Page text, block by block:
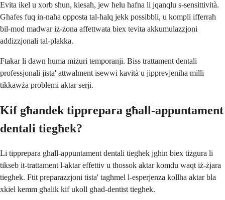
Evita ikel u xorb sħun, kiesaħ, jew ħelu ħafna li jqanqlu s-sensittività.
Għafes fuq in-naħa opposta tal-ħalq jekk possibbli, u kompli ifferraħ
bil-mod madwar iż-żona affettwata biex tevita akkumulazzjoni
addizzjonali tal-plakka.
Ftakar li dawn huma miżuri temporanji. Biss trattament dentali
professjonali jista' attwalment isewwi kavità u jipprevjeniha milli
tikkawża problemi aktar serji.
Kif għandek tipprepara għall-appuntament
dentali tiegħek?
Li tipprepara għall-appuntament dentali tiegħek jgħin biex tiżgura li
tikseb it-trattament l-aktar effettiv u tħossok aktar komdu waqt iż-żjara
tiegħek. Ftit preparazzjoni tista' tagħmel l-esperjenza kollha aktar bla
xkiel kemm għalik kif ukoll għad-dentist tiegħek.